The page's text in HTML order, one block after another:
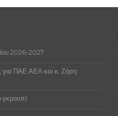
2026-2027
ΠΑΕ ΑΕΛ και κ. Ζήση
γκρουπ)